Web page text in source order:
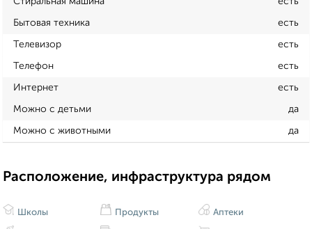
Бытовая техника есть
Телевизор есть
Телефон есть
Интернет есть
Можно с детьми да
Можно с животными да
Расположение, инфраструктура рядом
Школы Продукты Аптеки